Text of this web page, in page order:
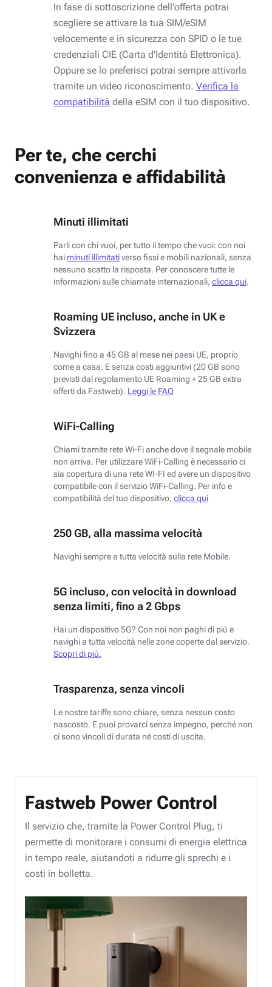
In fase di sottoscrizione dell'offerta potrai
scegliere se attivare la tua SIM/eSIM
velocemente e in sicurezza con SPID o le tue
credenziali CIE (Carta d'Identità Elettronica).
Oppure se lo preferisci potrai sempre attivarla
tramite un video riconoscimento. Verifica la
compatibilità della eSIM con il tuo dispositivo.
Per te, che cerchi
convenienza e affidabilità
Minuti illimitati
Parli con chi vuoi, per tutto il tempo che vuoi: con noi
hai minuti illimitativerso fissi e mobili nazionali, senza
nessuno scatto la risposta. Per conoscere tutte le
informazioni sulle chiamate internazionali, clicca qui.
Roaming UE incluso, anche in UK e
Svizzera
Navighi fino a 45 GB al mese nei paesi UE, proprio
come a casa. E senza costi aggiuntivi (20 GB sono
previsti dal regolamento UE Roaming + 25 GB extra
offerti da Fastweb). Leggi le FAQ
WiFi-Calling
Chiami tramite rete Wi-Fi anche dove il segnale mobile
non arriva. Per utilizzare WiFi-Calling è necessario ci
sia copertura di una rete WI-FI ed avere un dispositivo
compatibile con il servizio WiFi-Calling. Per info e
compatibilità del tuo dispositivo, clicca qui
250 GB, alla massima velocità
Navighi sempre a tutta velocità sulla rete Mobile.
5G incluso, con velocità in download
senza limiti, fino a 2 Gbps
Hai un dispositivo 5G? Con noi non paghi di più e
navighi a tutta velocità nelle zone coperte dal servizio.
Scopri di più.
Trasparenza, senza vincoli
Le nostre tariffe sono chiare, senza nessun costo
nascosto. E puoi provarci senza impegno, perché non
ci sono vincoli di durata né costi di uscita.
Fastweb Power Control
Il servizio che, tramite la Power Control Plug, ti
permette di monitorare i consumi di energia elettrica
in tempo reale, aiutandoti a ridurre gli sprechi e i
costi in bolletta.